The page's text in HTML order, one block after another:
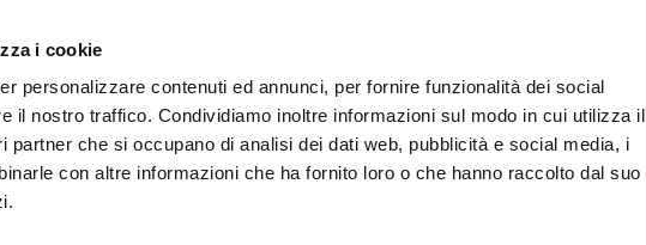
i cookie
personalizzare contenuti ed annunci, per fornire funzionalità dei social
il nostro traffico. Condividiamo inoltre informazioni sul modo in cui utilizza il
partner che si occupano di analisi dei dati web, pubblicità e social media, i
con altre informazioni che ha fornito loro o che hanno raccolto dal suo
Centro Culturale Centro Studi Religiosi